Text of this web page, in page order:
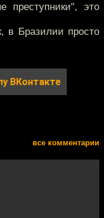
преступники", это
в Бразилии просто
ВКонтакте
все комментарии